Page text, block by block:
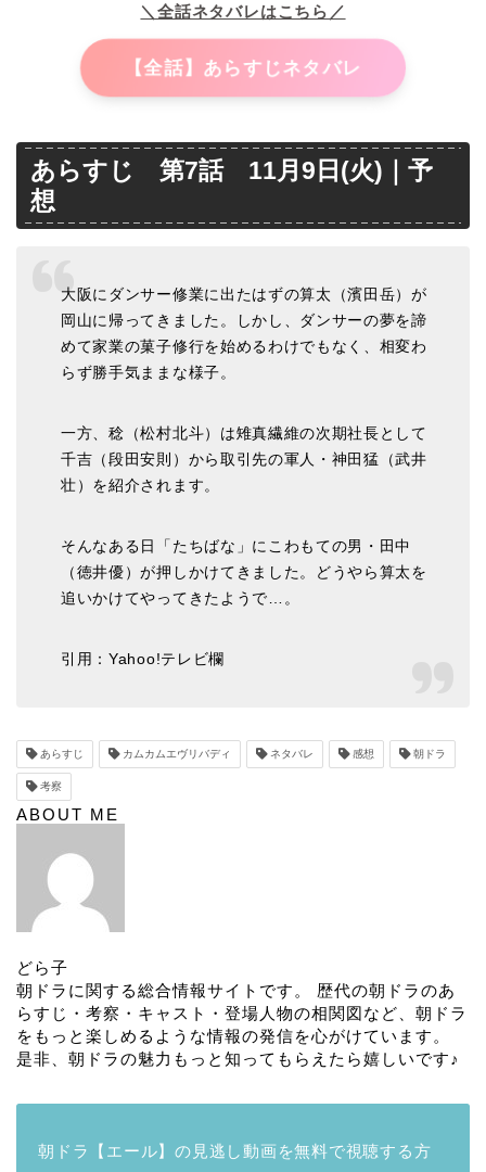
＼全話ネタバレはこちら／
【全話】あらすじネタバレ
あらすじ 第7話 11月9日(火)｜予
想
大阪にダンサー修業に出たはずの算太（濱田岳）が
岡山に帰ってきました。しかし、ダンサーの夢を諦
めて家業の菓子修行を始めるわけでもなく、相変わ
らず勝手気ままな様子。
一方、稔（松村北斗）は雉真繊維の次期社長として
千吉（段田安則）から取引先の軍人・神田猛（武井
壮）を紹介されます。
そんなある日「たちばな」にこわもての男・田中
（徳井優）が押しかけてきました。どうやら算太を
追いかけてやってきたようで…。
引用：Yahoo!テレビ欄
あらすじ カムカムエヴリバディ ネタバレ 感想 朝ドラ
考察
ABOUT ME
どら子
朝ドラに関する総合情報サイトです。 歴代の朝ドラのあ
らすじ・考察・キャスト・登場人物の相関図など、朝ドラ
をもっと楽しめるような情報の発信を心がけています。
是非、朝ドラの魅力もっと知ってもらえたら嬉しいです♪
朝ドラ【エール】の見逃し動画を無料で視聴する方